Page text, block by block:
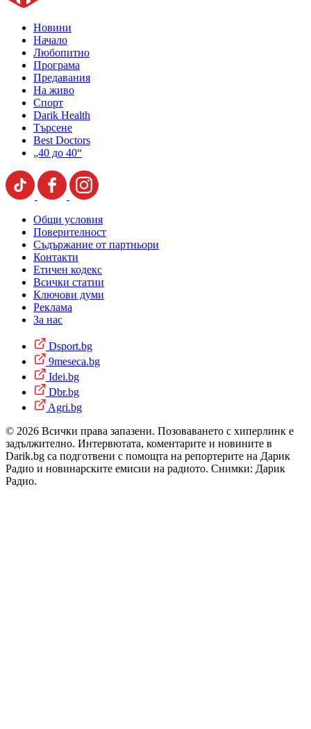
Новини
Начало
Любопитно
Програма
Предавания
На живо
Спорт
Darik Health
Търсене
Best Doctors
„40 до 40“
Общи условия
Поверителност
Съдържание от партньори
Контакти
Етичен кодекс
Всички статии
Ключови думи
Реклама
За нас
Dsport.bg
9meseca.bg
Idei.bg
Dbr.bg
Agri.bg
© 2026 Всички права запазени. Позоваването с хиперлинк е
задължително. Интервютата, коментарите и новините в
Darik.bg са подготвени с помощта на репортерите на Дарик
Радио и новинарските емисии на радиото. Снимки: Дарик
Радио.